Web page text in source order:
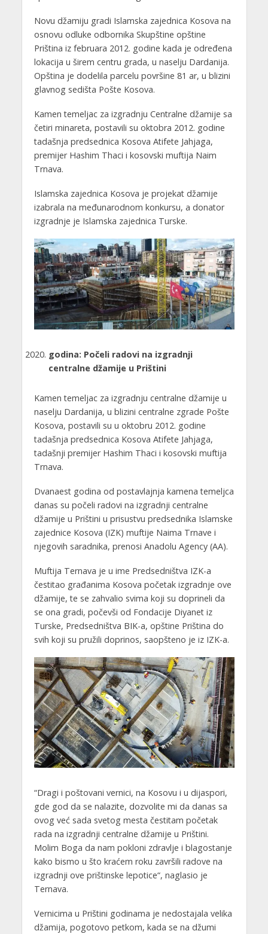
Novu džamiju gradi Islamska zajednica Kosova na
osnovu odluke odbornika Skupštine opštine
Priština iz februara 2012. godine kada je određena
lokacija u širem centru grada, u naselju Dardanija.
Opština je dodelila parcelu površine 81 ar, u blizini
glavnog sedišta Pošte Kosova.
Kamen temeljac za izgradnju Centralne džamije sa
četiri minareta, postavili su oktobra 2012. godine
tadašnja predsednica Kosova Atifete Jahjaga,
premijer Hashim Thaci i kosovski muftija Naim
Trnava.
Islamska zajednica Kosova je projekat džamije
izabrala na međunarodnom konkursu, a donator
izgradnje je Islamska zajednica Turske.
godina: Počeli radovi na izgradnji
centralne džamije u Prištini
Kamen temeljac za izgradnju centralne džamije u
naselju Dardanija, u blizini centralne zgrade Pošte
Kosova, postavili su u oktobru 2012. godine
tadašnja predsednica Kosova Atifete Jahjaga,
tadašnji premijer Hashim Thaci i kosovski muftija
Trnava.
Dvanaest godina od postavlajnja kamena temeljca
danas su počeli radovi na izgradnji centralne
džamije u Prištini u prisustvu predsednika Islamske
zajednice Kosova (IZK) muftije Naima Trnave i
njegovih saradnika, prenosi Anadolu Agency (AA).
Muftija Ternava je u ime Predsedništva IZK-a
čestitao građanima Kosova početak izgradnje ove
džamije, te se zahvalio svima koji su doprineli da
se ona gradi, počevši od Fondacije Diyanet iz
Turske, Predsedništva BIK-a, opštine Priština do
svih koji su pružili doprinos, saopšteno je iz IZK-a.
“Dragi i poštovani vernici, na Kosovu i u dijaspori,
gde god da se nalazite, dozvolite mi da danas sa
ovog već sada svetog mesta čestitam početak
rada na izgradnji centralne džamije u Prištini.
Molim Boga da nam pokloni zdravlje i blagostanje
kako bismo u što kraćem roku završili radove na
izgradnji ove prištinske lepotice“, naglasio je
Ternava.
Vernicima u Prištini godinama je nedostajala velika
džamija, pogotovo petkom, kada se na džumi